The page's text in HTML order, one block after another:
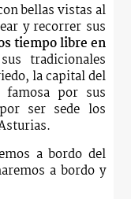
bellas vistas al
y recorrer sus
tiempo libre en
tradicionales
la capital del
famosa por sus
ser sede los
a bordo del
a bordo y